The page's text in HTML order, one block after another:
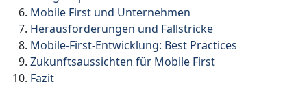
Mobile First und Unternehmen
Herausforderungen und Fallstricke
Mobile-First-Entwicklung: Best Practices
Zukunftsaussichten für Mobile First
Fazit